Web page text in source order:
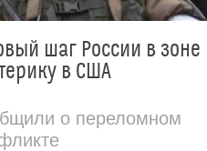
шаг России в зоне
в США
о переломном